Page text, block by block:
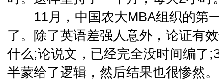
11月，中国农大MBA组织的第
了。除了英语差强人意外，论证有
什么;论说文，已经完全没时间编了
半蒙给了逻辑，然后结果也很惨然。